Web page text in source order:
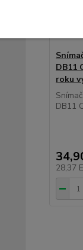
DB11
roku
DB11
28,37